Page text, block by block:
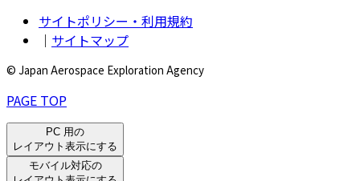
サイトポリシー・利用規約
｜ サイトマップ
© Japan Aerospace Exploration Agency
PAGE TOP
PC 用の
レイアウト表示にする
モバイル対応の